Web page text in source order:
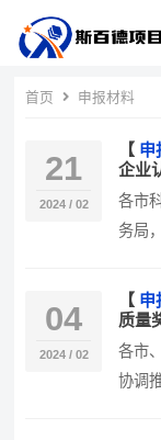
首页 申报材料
21
2024 / 02
【 申
企业
各市
务局
04
2024 / 02
【 申
质量
各市
协调